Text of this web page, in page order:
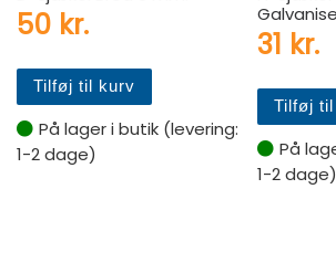
50 kr.
Tilføj til kurv
På lager i butik (levering:
1-2 dage)
31 kr.
Tilføj
På
1-2 dage)